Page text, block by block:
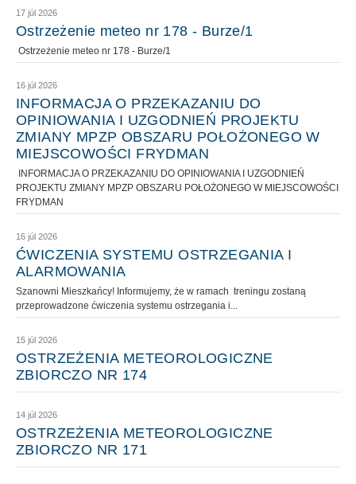
17 júl 2026
Ostrzeżenie meteo nr 178 - Burze/1
Ostrzeżenie meteo nr 178 - Burze/1
16 júl 2026
INFORMACJA O PRZEKAZANIU DO
OPINIOWANIA I UZGODNIEŃ PROJEKTU
ZMIANY MPZP OBSZARU POŁOŻONEGO W
MIEJSCOWOŚCI FRYDMAN
INFORMACJA O PRZEKAZANIU DO OPINIOWANIA I UZGODNIEŃ
PROJEKTU ZMIANY MPZP OBSZARU POŁOŻONEGO W MIEJSCOWOŚCI
FRYDMAN
16 júl 2026
ĆWICZENIA SYSTEMU OSTRZEGANIA I
ALARMOWANIA
Szanowni Mieszkańcy! Informujemy, że w ramach treningu zostaną
przeprowadzone ćwiczenia systemu ostrzegania i...
15 júl 2026
OSTRZEŻENIA METEOROLOGICZNE
ZBIORCZO NR 174
14 júl 2026
OSTRZEŻENIA METEOROLOGICZNE
ZBIORCZO NR 171